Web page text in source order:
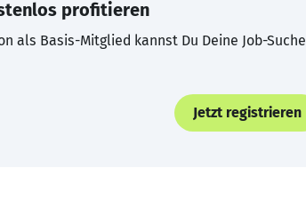
profitieren
als Basis-Mitglied kannst Du Deine Job-
Jetzt registrieren